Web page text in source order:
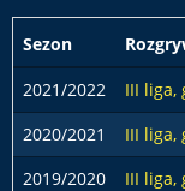
Sezon
2021/2022
III liga,
2020/2021
III liga,
2019/2020
III liga,